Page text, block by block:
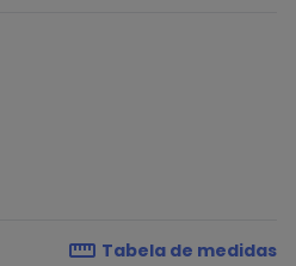
Tabela de medidas